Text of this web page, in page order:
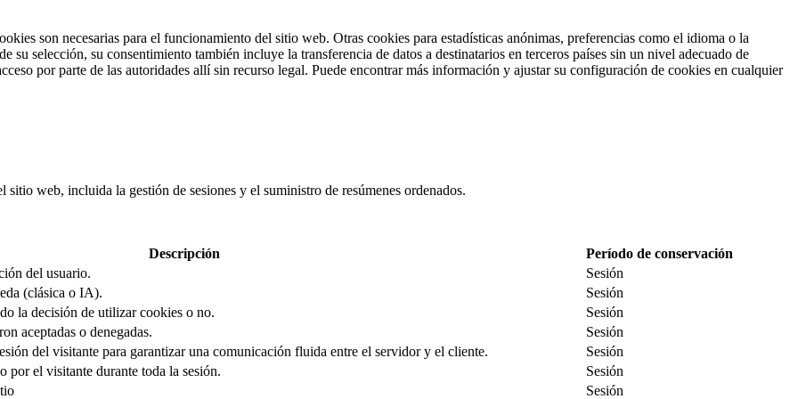
son necesarias para el funcionamiento del sitio web. Otras cookies para estadísticas anónimas, preferencias como el idioma o la
su selección, su consentimiento también incluye la transferencia de datos a destinatarios en terceros países sin un nivel adecuado de
por parte de las autoridades allí sin recurso legal. Puede encontrar más información y ajustar su configuración de cookies en cualquier
web, incluida la gestión de sesiones y el suministro de resúmenes ordenados.
Descripción
Período de conservación
del usuario.
Sesión
(clásica o IA).
Sesión
la decisión de utilizar cookies o no.
Sesión
aceptadas o denegadas.
Sesión
del visitante para garantizar una comunicación fluida entre el servidor y el cliente.
Sesión
por el visitante durante toda la sesión.
Sesión
Sesión